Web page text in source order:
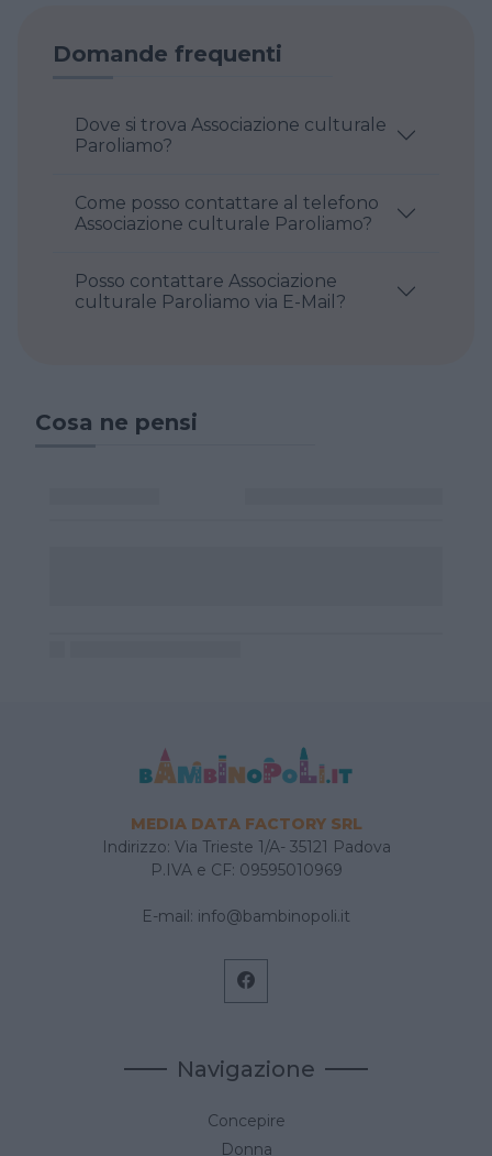
Domande frequenti
Dove si trova Associazione culturale
Paroliamo?
Come posso contattare al telefono
Associazione culturale Paroliamo?
Posso contattare Associazione
culturale Paroliamo via E-Mail?
Cosa ne pensi
MEDIA DATA FACTORY SRL
Indirizzo: Via Trieste 1/A- 35121 Padova
P.IVA e CF: 09595010969
E-mail: info@bambinopoli.it
Navigazione
Concepire
Donna